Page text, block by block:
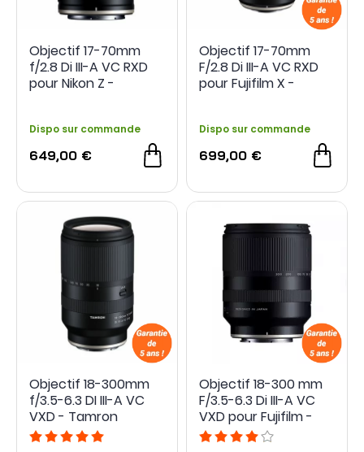
Objectif 17-70mm
f/2.8 Di III-A VC RXD
pour Nikon Z -
Dispo sur commande
649,00 €
Objectif 17-70mm
F/2.8 Di III-A VC RXD
pour Fujifilm X -
Dispo sur commande
699,00 €
Objectif 18-300mm
f/3.5-6.3 DI III-A VC
VXD - Tamron
Objectif 18-300 mm
F/3.5-6.3 Di III-A VC
VXD pour Fujifilm -
Tamron